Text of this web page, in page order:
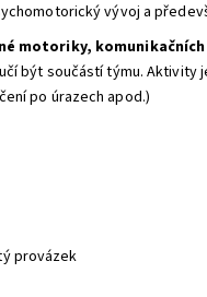
vývoj a
motoriky,
být součástí týmu.
po úrazech apod.)
provázek